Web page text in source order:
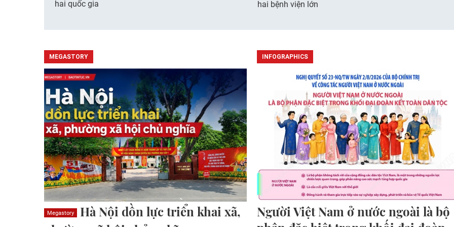
hai quốc gia
hai bệnh viện lớn
MEGASTORY
Megastory
Hà Nội dồn lực triển khai xã,
INFOGRAPHICS
Người Việt Nam ở nước ngoài là bộ